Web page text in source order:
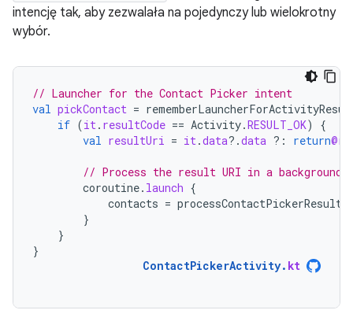
intencję tak, aby zezwalała na pojedynczy lub wielokrotny
wybór.
// Launcher for the Contact Picker intent
val pickContact =
if (it. resultCode == Activity.RESULT_OK)
{
val resultUri = it.data?.data ?: return
// Process the result URI in a
coroutine. launch {
contacts =
}
}
}
ContactPickerActivity. kt